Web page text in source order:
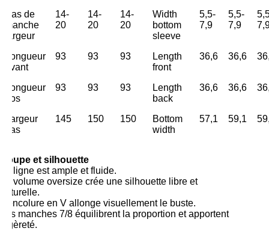
Bas de
manche
largeur
14-
20
14-
20
14-
20
Width
bottom
sleeve
5,5-
7,9
5,5-
7,9
Longueur
avant
93 93 93
Length
front
36,6 36,6
Longueur
dos
93 93 93
Length
back
36,6 36,6
Largeur
bas
145 150 150
Bottom
width
57,1 59,1
Coupe et silhouette
La ligne est ample et fluide.
Le volume oversize crée une silhouette libre et
naturelle.
L’encolure en V allonge visuellement le buste.
Les manches 7/8 équilibrent la proportion et apportent
légèreté.